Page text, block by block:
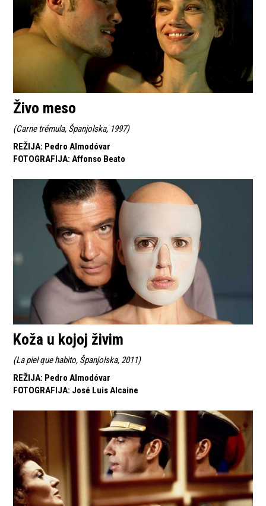
Živo meso
(Carne trémula, Španjolska, 1997)
REŽIJA: Pedro Almodóvar
FOTOGRAFIJA: Affonso Beato
Koža u kojoj živim
(La piel que habito, Španjolska, 2011)
REŽIJA: Pedro Almodóvar
FOTOGRAFIJA: José Luis Alcaine